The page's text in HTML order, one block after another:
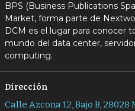
BPS (Business Publications
Market, forma parte de
DCM es el lugar para conocer
mundo del data center,
computing.
Dirección
Calle Azcona 12, Bajo B, 28028